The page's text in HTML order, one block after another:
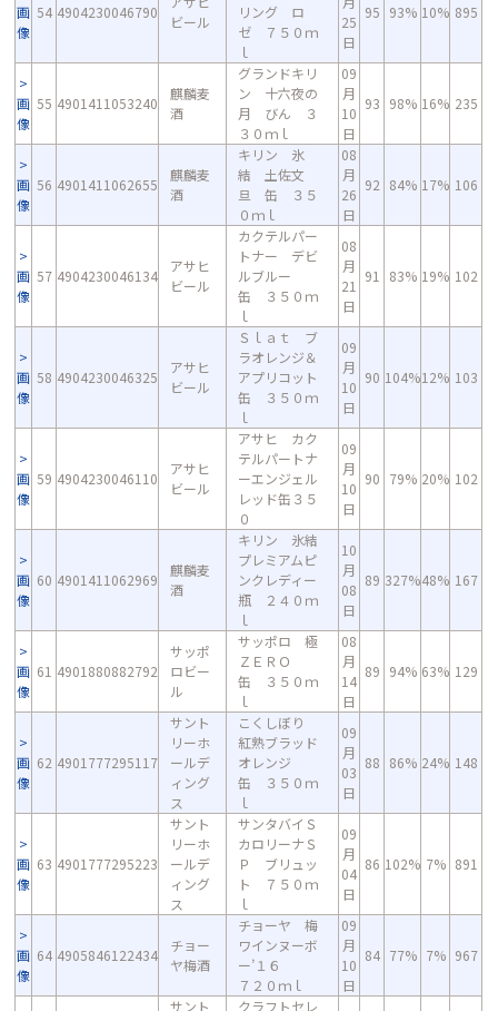
画
像
54 4904230046790
ビール
リング ロ
ゼ ７５０ｍ
ｌ
25
日
95 93% 10% 895
画
像
55 4901411053240
麒麟麦
酒
グランドキリ
ン 十六夜の
月 びん ３
３０ｍｌ
09
月
10
日
93 98% 16% 235
画
像
56 4901411062655
麒麟麦
酒
キリン 氷
結 土佐文
旦 缶 ３５
０ｍｌ
08
月
26
日
92 84% 17% 106
画
像
57 4904230046134
アサヒ
ビール
カクテルパー
トナー デビ
ルブルー
缶 ３５０ｍ
ｌ
08
月
21
日
91 83% 19% 102
画
像
58 4904230046325
アサヒ
ビール
Ｓｌａｔ ブ
ラオレンジ＆
アプリコット
缶 ３５０ｍ
ｌ
09
月
10
日
90 104%12% 103
画
像
59 4904230046110
アサヒ
ビール
アサヒ カク
テルパートナ
ーエンジェル
レッド缶３５
０
09
月
10
日
90 79% 20% 102
画
像
60 4901411062969
麒麟麦
酒
キリン 氷結
プレミアムピ
ンクレディー
瓶 ２４０ｍ
ｌ
10
月
08
日
89 327%48% 167
画
像
61 4901880882792
サッポ
ロビー
ル
サッポロ 極
ＺＥＲＯ
缶 ３５０ｍ
ｌ
08
月
14
日
89 94% 63% 129
画
像
62 4901777295117
サント
リーホ
ールデ
ィング
ス
こくしぼり
紅熟ブラッド
オレンジ
缶 ３５０ｍ
ｌ
09
月
03
日
88 86% 24% 148
画
像
63 4901777295223
サント
リーホ
ールデ
ィング
ス
サンタバイＳ
カロリーナＳ
Ｐ ブリュッ
ト ７５０ｍ
ｌ
09
月
04
日
86 102% 7% 891
画
像
64 4905846122434
チョー
ヤ梅酒
チョーヤ 梅
ワインヌーボ
ー’１６
７２０ｍｌ
09
月
10
日
84 77% 7% 967
サント クラフトセレ